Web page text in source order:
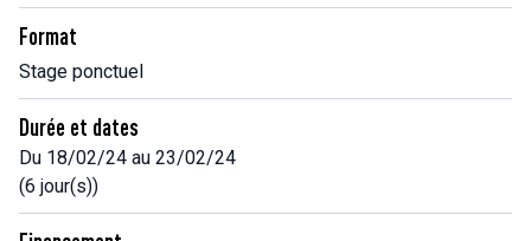
Format
Stage ponctuel
Durée et dates
Du 18/02/24 au 23/02/24
(6 jour(s))